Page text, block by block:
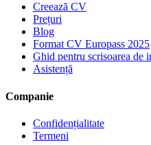
Creează CV
Prețuri
Blog
Format CV Europass 2025
Ghid pentru scrisoarea de
Asistență
Companie
Confidențialitate
Termeni